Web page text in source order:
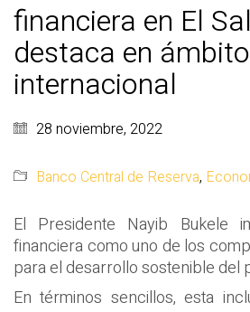
financiera en El
destaca en ámbito
internacional
28 noviembre, 2022
Banco Central de Reserva,
El Presidente Nayib Bukele
financiera como uno de los
para el desarrollo sostenible del
En términos sencillos, esta